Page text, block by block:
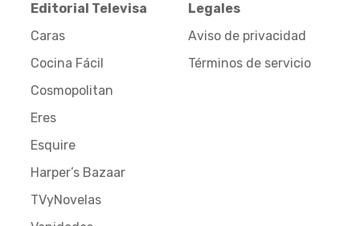
Editorial Televisa
Caras
Cocina Fácil
Cosmopolitan
Eres
Esquire
Harper’s Bazaar
TVyNovelas
Legales
Aviso de privacidad
Términos de servicio